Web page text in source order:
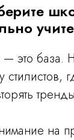
это база.
на